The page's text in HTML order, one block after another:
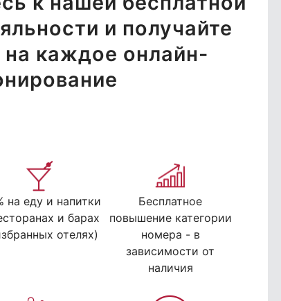
и получайте
на каждое онлайн-
на еду и напитки
и барах
отелях)
Бесплатное
повышение категории
номера - в
зависимости от
наличия